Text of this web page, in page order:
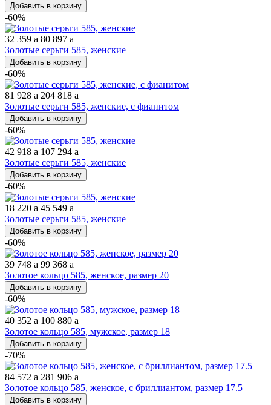
Добавить в корзину
-60%
32 359 a 80 897 a
Золотые серьги 585, женские
Добавить в корзину
-60%
81 928 a 204 818 a
Золотые серьги 585, женские, с фианитом
Добавить в корзину
-60%
42 918 a 107 294 a
Золотые серьги 585, женские
Добавить в корзину
-60%
18 220 a 45 549 a
Золотые серьги 585, женские
Добавить в корзину
-60%
39 748 a 99 368 a
Золотое кольцо 585, женское, размер 20
Добавить в корзину
-60%
40 352 a 100 880 a
Золотое кольцо 585, мужское, размер 18
Добавить в корзину
-70%
84 572 a 281 906 a
Золотое кольцо 585, женское, с бриллиантом, размер 17.5
Добавить в корзину